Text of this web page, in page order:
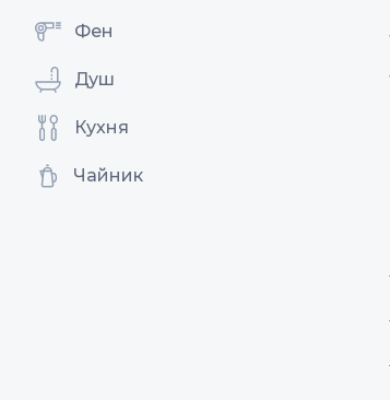
Фен
Душ
Кухня
Чайник